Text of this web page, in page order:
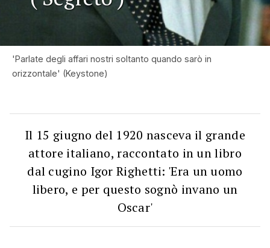
'Parlate degli affari nostri soltanto quando sarò in
orizzontale' (Keystone)
Il 15 giugno del 1920 nasceva il grande
attore italiano, raccontato in un libro
dal cugino Igor Righetti: 'Era un uomo
libero, e per questo sognò invano un
Oscar'